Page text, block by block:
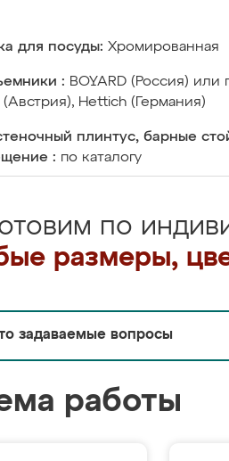
для посуды: Хромированная
: BOYARD (Россия) или
(Австрия), Hettich (Германия)
плинтус, барные
: по каталогу
по
размеры,
задаваемые вопросы
работы